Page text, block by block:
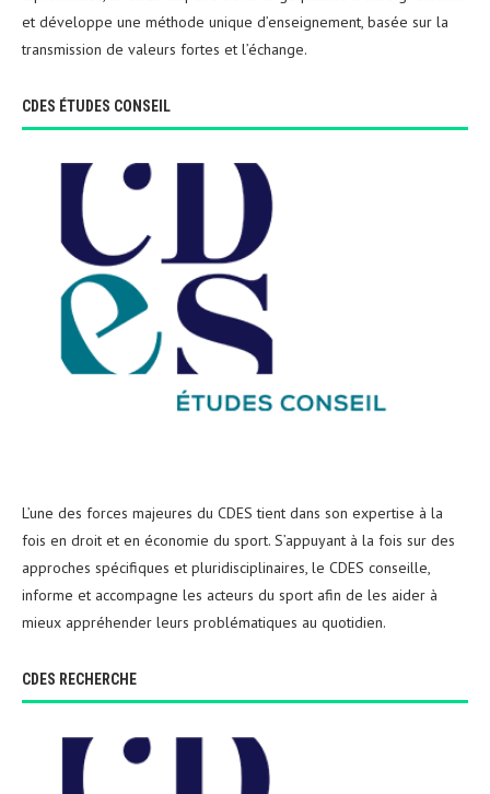
et développe une méthode unique d’enseignement, basée sur la
transmission de valeurs fortes et l’échange.
CDES ÉTUDES CONSEIL
L’une des forces majeures du CDES tient dans son expertise à la
fois en droit et en économie du sport. S’appuyant à la fois sur des
approches spécifiques et pluridisciplinaires, le CDES conseille,
informe et accompagne les acteurs du sport afin de les aider à
mieux appréhender leurs problématiques au quotidien.
CDES RECHERCHE